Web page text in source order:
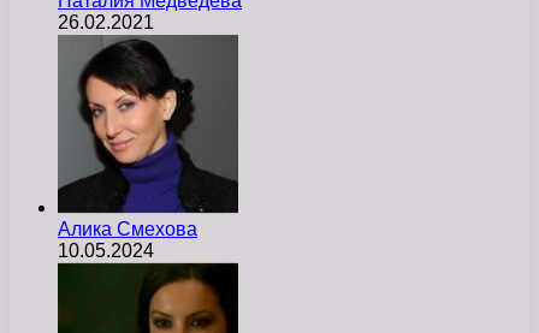
26.02.2021
Алика Смехова
10.05.2024